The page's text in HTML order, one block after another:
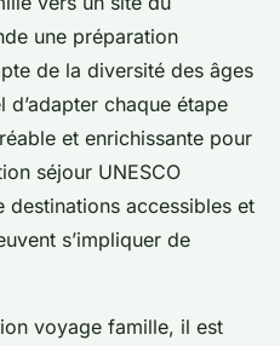
une préparation
de la diversité des âges
chaque étape
et enrichissante pour
séjour UNESCO
accessibles et
s’impliquer de
voyage famille, il est